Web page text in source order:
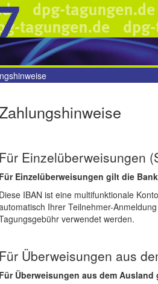
Für Einzelüberweisungen
Für Einzelüberweisungen gilt die
Diese IBAN ist eine multifunktionale
Ihrer Teilnehmer-
verwendet werden.
Für Überweisungen aus
Für Überweisungen aus dem